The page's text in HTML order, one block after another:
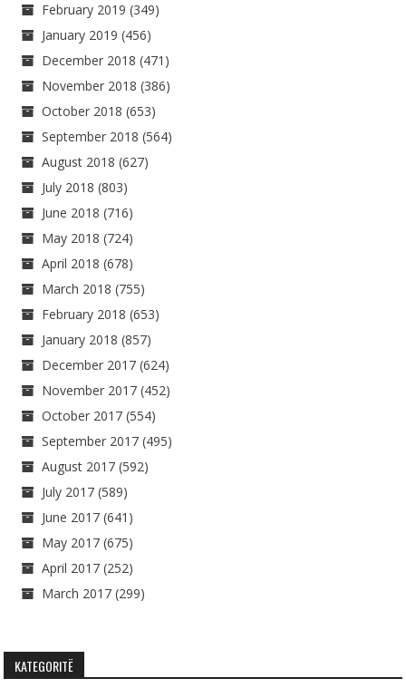
February 2019 (349)
January 2019 (456)
December 2018 (471)
November 2018 (386)
October 2018 (653)
September 2018 (564)
August 2018 (627)
July 2018 (803)
June 2018 (716)
May 2018 (724)
April 2018 (678)
March 2018 (755)
February 2018 (653)
January 2018 (857)
December 2017 (624)
November 2017 (452)
October 2017 (554)
September 2017 (495)
August 2017 (592)
July 2017 (589)
June 2017 (641)
May 2017 (675)
April 2017 (252)
March 2017 (299)
KATEGORITË